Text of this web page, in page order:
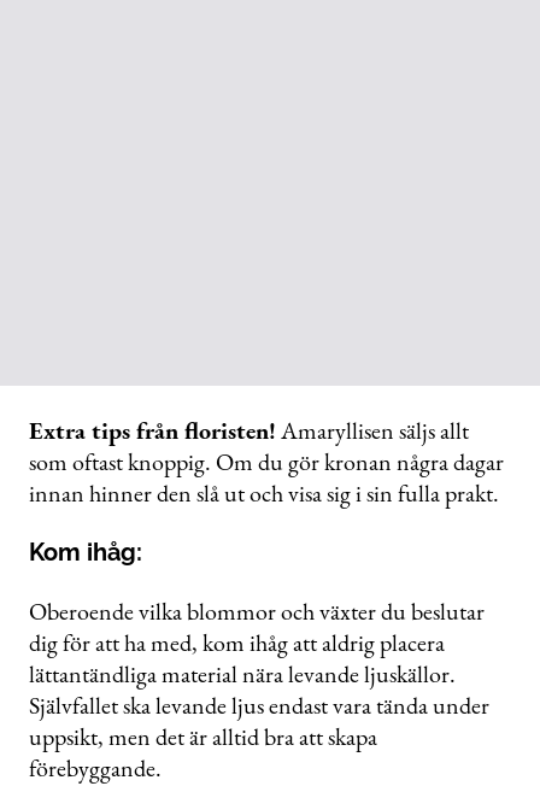
Extra tips från floristen!Amaryllisen säljs allt
som oftast knoppig. Om du gör kronan några dagar
innan hinner den slå ut och visa sig i sin fulla prakt.
Kom ihåg:
Oberoende vilka blommor och växter du beslutar
dig för att ha med, kom ihåg att aldrig placera
lättantändliga material nära levande ljuskällor.
Självfallet ska levande ljus endast vara tända under
uppsikt, men det är alltid bra att skapa
förebyggande.